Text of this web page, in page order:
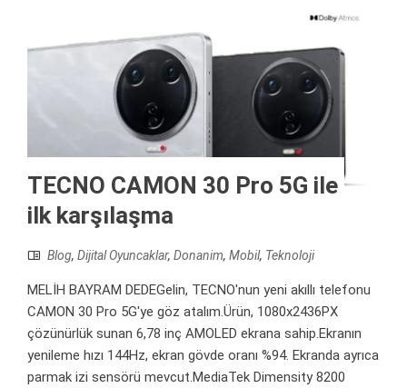
TECNO CAMON 30 Pro 5G ile
ilk karşılaşma
Blog, Dijital Oyuncaklar, Donanim, Mobil, Teknoloji
MELİH BAYRAM DEDEGelin, TECNO'nun yeni akıllı telefonu
CAMON 30 Pro 5G'ye göz atalım.Ürün, 1080x2436PX
çözünürlük sunan 6,78 inç AMOLED ekrana sahip.Ekranın
yenileme hızı 144Hz, ekran gövde oranı %94. Ekranda ayrıca
parmak izi sensörü mevcut.MediaTek Dimensity 8200